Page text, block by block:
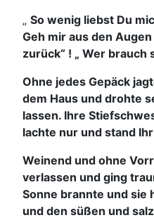
„ So wenig liebst Du
Geh mir aus den
zurück“ ! „ Wer brauch
Ohne jedes Gepäck
dem Haus und drohte
lassen. Ihre
lachte nur und stand
Weinend und ohne
verlassen und ging
Sonne brannte und sie
und den süßen und